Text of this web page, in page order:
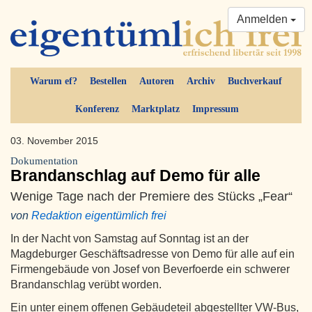
Warum ef? Bestellen Autoren Archiv Buchverkauf
Konferenz Marktplatz Impressum
Anmelden
03. November 2015
Dokumentation
Brandanschlag auf Demo für alle
Wenige Tage nach der Premiere des Stücks „Fear“
von Redaktion eigentümlich frei
In der Nacht von Samstag auf Sonntag ist an der
Magdeburger Geschäftsadresse von Demo für alle auf ein
Firmengebäude von Josef von Beverfoerde ein schwerer
Brandanschlag verübt worden.
Ein unter einem offenen Gebäudeteil abgestellter VW-Bus,